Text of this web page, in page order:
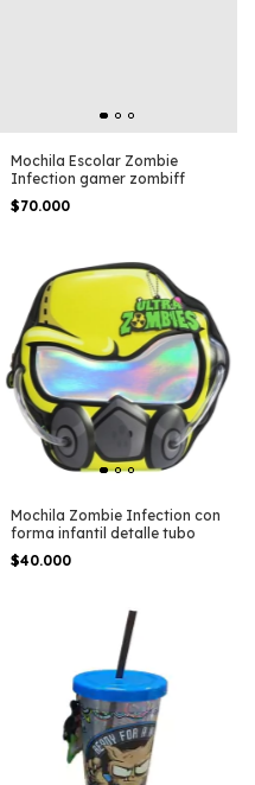
Mochila Escolar Zombie
Infection gamer zombiff
$70.000
Mochila Zombie Infection con
forma infantil detalle tubo
$40.000